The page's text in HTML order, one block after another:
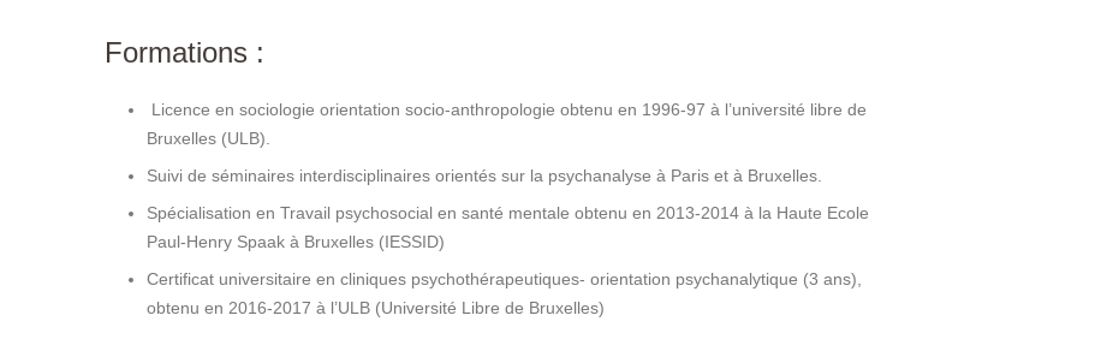
Formations :
Licence en sociologie orientation socio-anthropologie obtenu en 1996-97 à l’université libre de
Bruxelles (ULB).
Suivi de séminaires interdisciplinaires orientés sur la psychanalyse à Paris et à Bruxelles.
Spécialisation en Travail psychosocial en santé mentale obtenu en 2013-2014 à la Haute Ecole
Paul-Henry Spaak à Bruxelles (IESSID)
Certificat universitaire en cliniques psychothérapeutiques- orientation psychanalytique (3 ans),
obtenu en 2016-2017 à l’ULB (Université Libre de Bruxelles)